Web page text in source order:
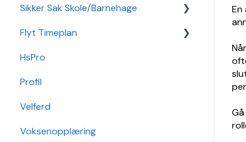
En
Sikker Sak Barnehage
Ansatt
Økonomi
Nettverk
Integrasjon Sikker Sak
Elevportal
Foresattportal
Min Skole - Ansattapp
Min Skole - Foresattapp
SFO
Sikker Sak Skole/Barnehage
Godkjenning
Hendelse
Hovedperson
Post
Sak
Flyt Timeplan
Daglig bruk
Min side/ansatt
Timeplanlegging
Rapporter
HsPro
Profil
Velferd
Voksenopplæring